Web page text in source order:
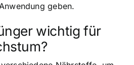
geben.
wichtig für